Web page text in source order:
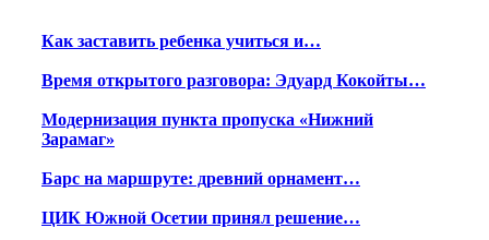
Как заставить ребенка учиться и…
Время открытого разговора: Эдуард Кокойты…
Модернизация пункта пропуска «Нижний
Зарамаг»
Барс на маршруте: древний орнамент…
ЦИК Южной Осетии принял решение…